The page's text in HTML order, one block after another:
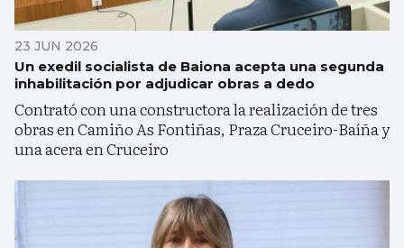
23 JUN 2026
Un exedil socialista de Baiona acepta una segunda
inhabilitación por adjudicar obras a dedo
Contrató con una constructora la realización de tres
obras en Camiño As Fontiñas, Praza Cruceiro-Baíña y
una acera en Cruceiro